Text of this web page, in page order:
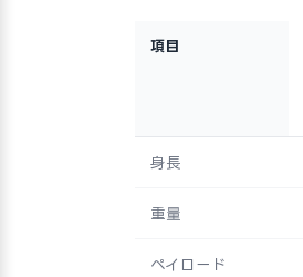
項目
身長
重量
ペイロード